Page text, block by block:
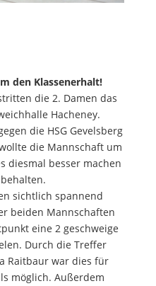
den Klassenerhalt!
die 2. Damen das
Hacheney.
die HSG Gevelsberg
die Mannschaft um
diesmal besser machen
sichtlich spannend
beiden Mannschaften
eine 2 geschweige
Durch die Treffer
Raitbaur war dies für
möglich. Außerdem